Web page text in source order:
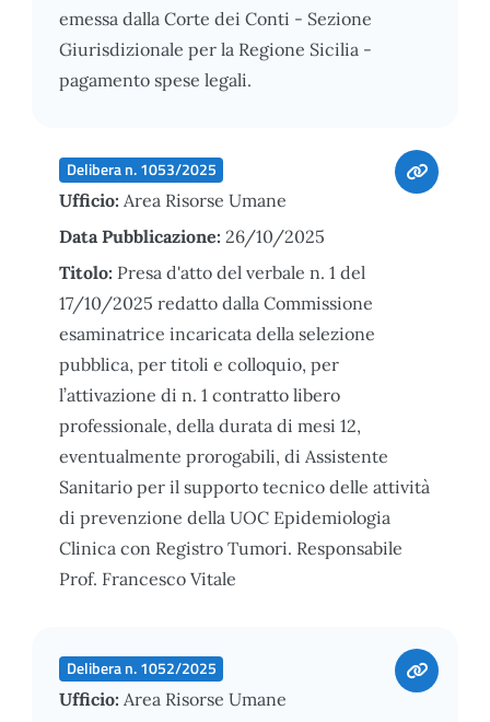
emessa dalla Corte dei Conti - Sezione
Giurisdizionale per la Regione Sicilia -
pagamento spese legali.
Delibera n. 1053/2025
Ufficio: Area Risorse Umane
Data Pubblicazione: 26/10/2025
Titolo: Presa d'atto del verbale n. 1 del
17/10/2025 redatto dalla Commissione
esaminatrice incaricata della selezione
pubblica, per titoli e colloquio, per
l’attivazione di n. 1 contratto libero
professionale, della durata di mesi 12,
eventualmente prorogabili, di Assistente
Sanitario per il supporto tecnico delle attività
di prevenzione della UOC Epidemiologia
Clinica con Registro Tumori. Responsabile
Prof. Francesco Vitale
Delibera n. 1052/2025
Ufficio: Area Risorse Umane